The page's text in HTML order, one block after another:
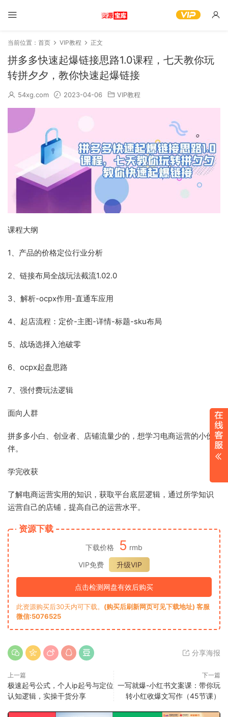
当前位置： 首页 VIP教程 正文
拼多多快速起爆链接思路1.0课程，七天教你玩
转拼夕夕，教你快速起爆链接
54xg.com 2023-04-06 VIP教程
课程大纲
1、产品的价格定位行业分析
2、链接布局全战玩法截流1.02.0
3、解析-ocpx作用-直通车应用
4、起店流程：定价-主图-详情-标题-sku布局
5、战场选择入池破零
6、ocpx起盘思路
7、强付费玩法逻辑
面向人群
拼多多小白、创业者、店铺流量少的，想学习电商运营的小伙
伴。
学完收获
了解电商运营实用的知识，获取平台底层逻辑，通过所学知识
运营自己的店铺，提高自己的运营水平。
资源下载
下载价格 5 rmb
VIP免费
升级VIP
点击检测网盘有效后购买
此资源购买后30天内可下载。 (购买后刷新网页可见下载地址) 客服
微信:5076525
分享海报
上一篇
极速起号公式，个人ip起号与定位
认知逻辑，实操干货分享
下一篇
一写就爆-小红书文案课：带你玩
转小红收爆文写作（45节课）